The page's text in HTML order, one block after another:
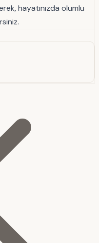
hayatınızda olumlu